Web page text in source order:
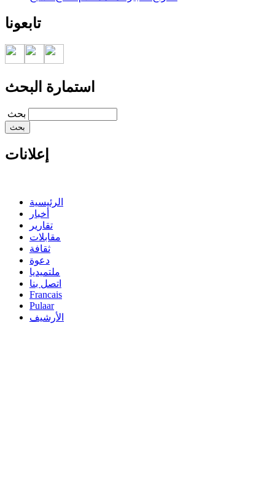
تابعونا
استمارة البحث
‏بحث ‏
إعلانات
الرئيسية
أخبار
تقارير
مقابلات
ثقافة
دعوة
ملتميديا
اتصل بنا
Francais
Pulaar
الأرشيف